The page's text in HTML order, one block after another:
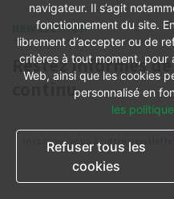
NEWSLETTER
Restez informés
continu
navigateur. Il s’agit
fonctionnement du site.
librement d’accepter ou de
critères à tout moment, pour
Web, ainsi que les cookies
personnalisé en
les
Refuser tous les
cookies